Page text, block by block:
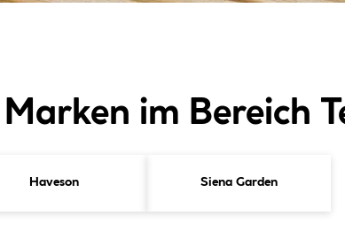
im Bereich
Haveson Siena Garden